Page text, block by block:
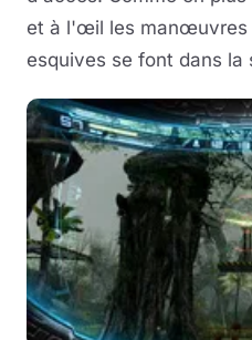
et à l'œil les manœuvres
esquives se font dans la